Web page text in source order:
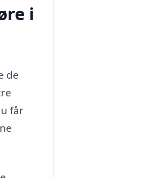
i
de
får